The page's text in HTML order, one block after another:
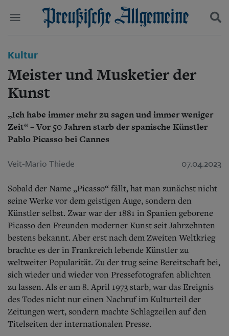
Start
Wer wir sind
Aktuelle Ausgabe
Abonnenten-Login
Abonnent werden
Abo Prämien
Archiv
Mediadaten
Wirtschaft
Geschichte
Ostpreußen
Pommern
Bücher
Kontakt
Impressum
Datenschutz
Suchen und finden
Kultur
Meister und Musketier der
Kunst
„Ich habe immer mehr zu sagen und immer weniger
Zeit“ – Vor 50 Jahren starb der spanische Künstler
Pablo Picasso bei Cannes
Veit-Mario Thiede 07.04.2023
Sobald der Name „Picasso“ fällt, hat man zunächst nicht
seine Werke vor dem geistigen Auge, sondern den
Künstler selbst. Zwar war der 1881 in Spanien geborene
Picasso den Freunden moderner Kunst seit Jahrzehnten
bestens bekannt. Aber erst nach dem Zweiten Weltkrieg
brachte es der in Frankreich lebende Künstler zu
weltweiter Popularität. Zu der trug seine Bereitschaft bei,
sich wieder und wieder von Pressefotografen ablichten
zu lassen. Als er am 8. April 1973 starb, war das Ereignis
des Todes nicht nur einen Nachruf im Kulturteil der
Zeitungen wert, sondern machte Schlagzeilen auf den
Titelseiten der internationalen Presse.